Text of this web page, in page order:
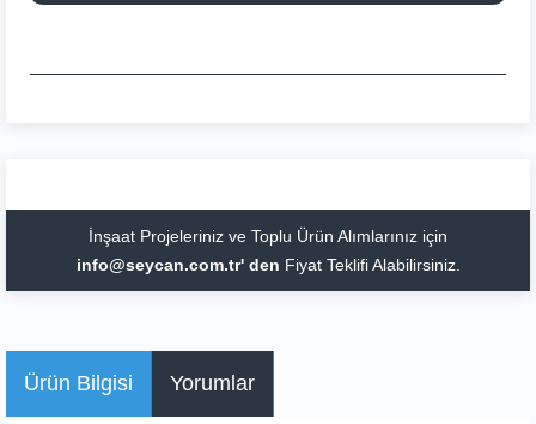
İnşaat Projeleriniz ve Toplu Ürün Alımlarınız için
info@seycan.com.tr' den Fiyat Teklifi Alabilirsiniz.
Ürün Bilgisi Yorumlar